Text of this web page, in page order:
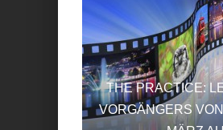
THE PRACTICE:
VORGÄNGERS